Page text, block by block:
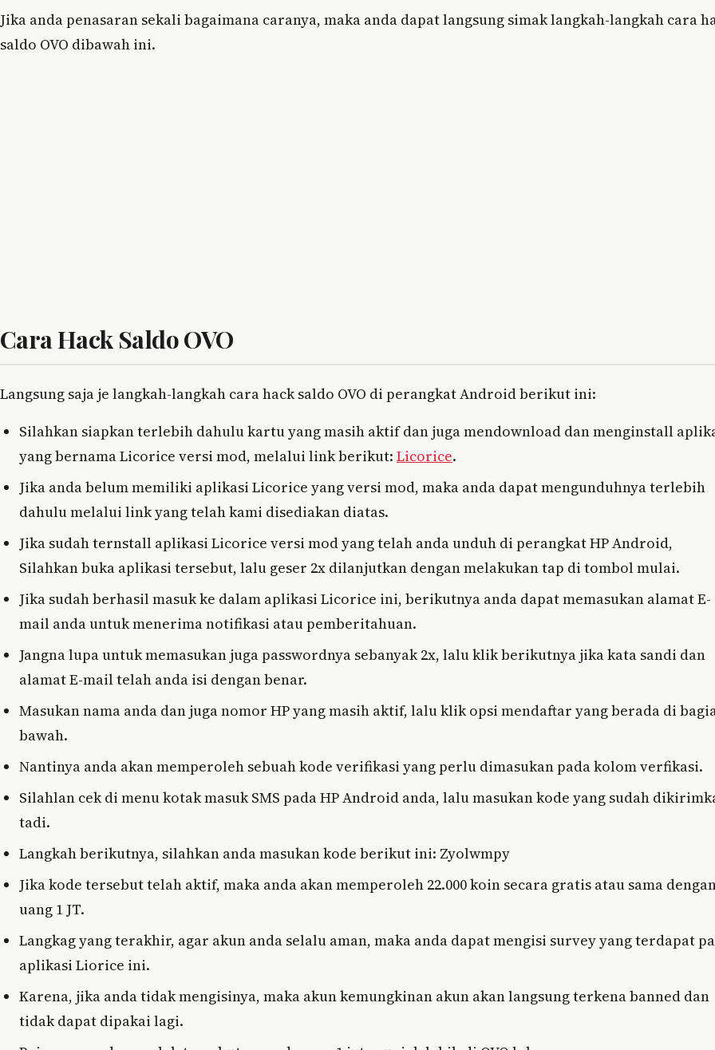
Jika anda penasaran sekali bagaimana caranya, maka anda dapat langsung simak langkah-langkah cara
saldo OVO dibawah ini.
Cara Hack Saldo OVO
Langsung saja je langkah-langkah cara hack saldo OVO di perangkat Android berikut ini:
Silahkan siapkan terlebih dahulu kartu yang masih aktif dan juga mendownload dan menginstall
yang bernama Licorice versi mod, melalui link berikut: Licorice.
Jika anda belum memiliki aplikasi Licorice yang versi mod, maka anda dapat mengunduhnya terlebih
dahulu melalui link yang telah kami disediakan diatas.
Jika sudah ternstall aplikasi Licorice versi mod yang telah anda unduh di perangkat HP Android,
Silahkan buka aplikasi tersebut, lalu geser 2x dilanjutkan dengan melakukan tap di tombol mulai.
Jika sudah berhasil masuk ke dalam aplikasi Licorice ini, berikutnya anda dapat memasukan alamat E-
mail anda untuk menerima notifikasi atau pemberitahuan.
Jangna lupa untuk memasukan juga passwordnya sebanyak 2x, lalu klik berikutnya jika kata sandi dan
alamat E-mail telah anda isi dengan benar.
Masukan nama anda dan juga nomor HP yang masih aktif, lalu klik opsi mendaftar yang berada di
bawah.
Nantinya anda akan memperoleh sebuah kode verifikasi yang perlu dimasukan pada kolom verfikasi.
Silahlan cek di menu kotak masuk SMS pada HP Android anda, lalu masukan kode yang sudah
tadi.
Langkah berikutnya, silahkan anda masukan kode berikut ini: Zyolwmpy
Jika kode tersebut telah aktif, maka anda akan memperoleh 22.000 koin secara gratis atau sama
uang 1 JT.
Langkag yang terakhir, agar akun anda selalu aman, maka anda dapat mengisi survey yang terdapat
aplikasi Liorice ini.
Karena, jika anda tidak mengisinya, maka akun kemungkinan akun akan langsung terkena banned dan
tidak dapat dipakai lagi.